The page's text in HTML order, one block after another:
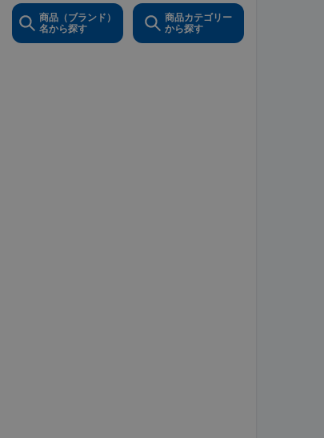
商品（ブランド）
名から探す
商品カテゴリー
から探す